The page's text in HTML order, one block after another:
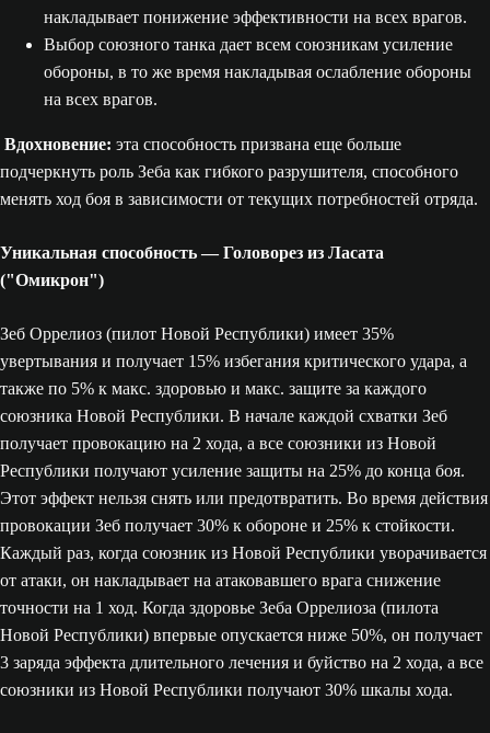
накладывает понижение эффективности на всех врагов.
Выбор союзного танка дает всем союзникам усиление
обороны, в то же время накладывая ослабление обороны
на всех врагов.
Вдохновение: эта способность призвана еще больше
подчеркнуть роль Зеба как гибкого разрушителя, способного
менять ход боя в зависимости от текущих потребностей отряда.
Уникальная способность — Головорез из Ласата
("Омикрон")
Зеб Оррелиоз (пилот Новой Республики) имеет 35%
увертывания и получает 15% избегания критического удара, а
также по 5% к макс. здоровью и макс. защите за каждого
союзника Новой Республики. В начале каждой схватки Зеб
получает провокацию на 2 хода, а все союзники из Новой
Республики получают усиление защиты на 25% до конца боя.
Этот эффект нельзя снять или предотвратить. Во время действия
провокации Зеб получает 30% к обороне и 25% к стойкости.
Каждый раз, когда союзник из Новой Республики уворачивается
от атаки, он накладывает на атаковавшего врага снижение
точности на 1 ход. Когда здоровье Зеба Оррелиоза (пилота
Новой Республики) впервые опускается ниже 50%, он получает
3 заряда эффекта длительного лечения и буйство на 2 хода, а все
союзники из Новой Республики получают 30% шкалы хода.